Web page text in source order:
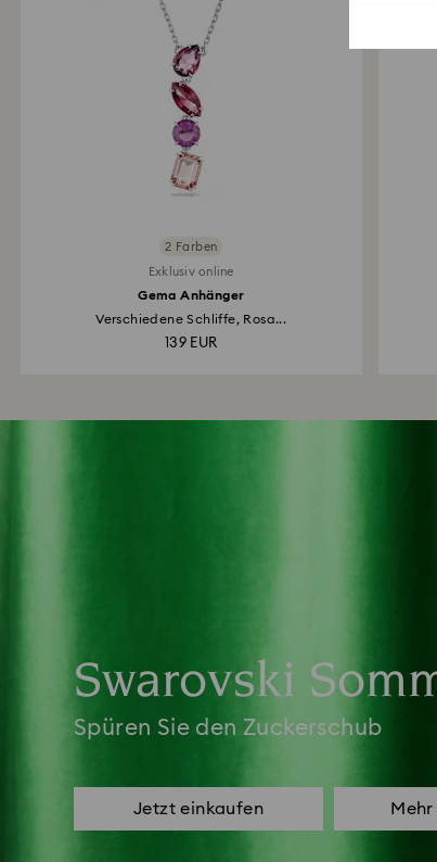
2 Farben
Exklusiv online
Gema Anhänger
Verschiedene Schliffe, Rosa...
139 EUR
Swarovski
Spüren Sie den Zuckerschub
Jetzt einkaufen